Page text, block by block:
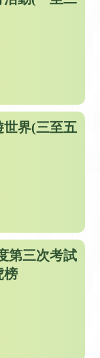
世界(三至五
第三次考試
榜